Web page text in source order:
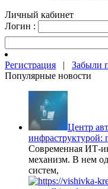
Личный кабинет
Логин :
Регистрация | Забыли
Популярные новости
Центр
инфраструктурой:
Современная ИТ-
механизм. В нем
систем,